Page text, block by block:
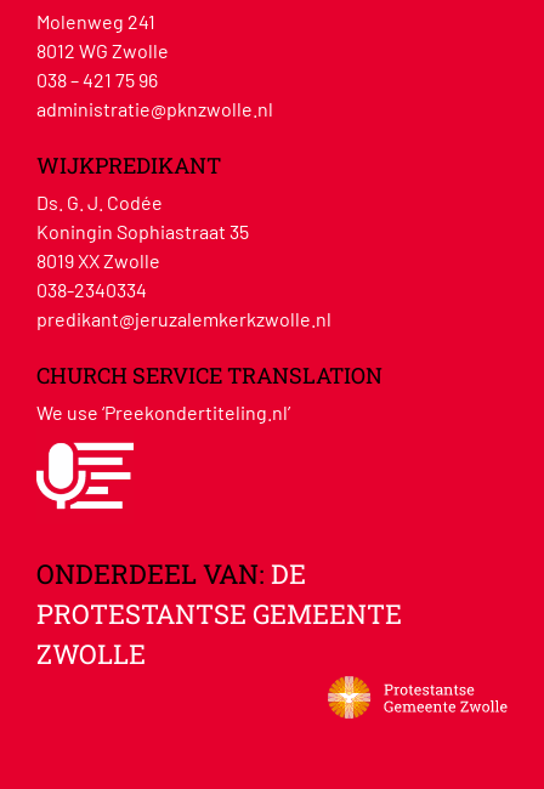
Molenweg 241
8012 WG Zwolle
038 – 421 75 96
administratie@pknzwolle.nl
WIJKPREDIKANT
Ds. G. J. Codée
Koningin Sophiastraat 35
8019 XX Zwolle
038-2340334
predikant@jeruzalemkerkzwolle.nl
CHURCH SERVICE TRANSLATION
We use ‘Preekondertiteling.nl’
ONDERDEEL VAN: DE
PROTESTANTSE GEMEENTE
ZWOLLE